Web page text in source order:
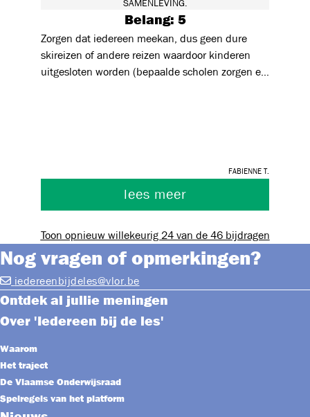
SAMENLEVING.
Belang: 5
Zorgen dat iedereen meekan, dus geen dure
skireizen of andere reizen waardoor kinderen
uitgesloten worden (bepaalde scholen zorgen er
Fabienne T.
lees meer
Toon opnieuw willekeurig 24 van de 46 bijdragen
Nog vragen of opmerkingen?
iedereenbijdeles@vlor.be
Ontdek al jullie meningen
Over 'Iedereen bij de les'
Waarom
Het traject
De Vlaamse Onderwijsraad
Spelregels van het platform